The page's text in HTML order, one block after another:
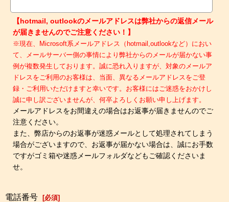
【hotmail, outlookのメールアドレスは弊社からの返信メール
が届きませんのでご注意ください！】
※現在、Microsoft系メールアドレス（hotmail,outlookなど）におい
て、メールサーバー側の事情により弊社からのメールが届かない事
例が複数発生しております。誠に恐れ入りますが、対象のメールア
ドレスをご利用のお客様は、当面、異なるメールアドレスをご登
録・ご利用いただけますと幸いです。お客様にはご迷惑をおかけし
誠に申し訳ございませんが、何卒よろしくお願い申し上げます。
メールアドレスをお間違えの場合はお返事が届きませんのでご
注意ください。
また、弊店からのお返事が迷惑メールとして処理されてしまう
場合がございますので、お返事が届かない場合は、誠にお手数
ですがゴミ箱や迷惑メールフォルダなどもご確認くださいま
せ。
電話番号 [必須]